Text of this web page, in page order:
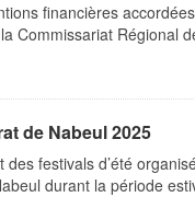
financières
Commissariat Régional
de Nabeul 2025
festivals d’été
durant la période